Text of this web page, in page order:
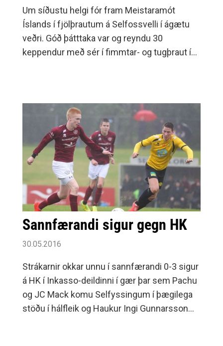
Um síðustu helgi fór fram Meistaramót
Íslands í fjölþrautum á Selfossvelli í ágætu
veðri. Góð þátttaka var og reyndu 30
keppendur með sér í fimmtar- og tugþraut í
Sannfærandi sigur gegn HK
30.05.2016
Strákarnir okkar unnu í sannfærandi 0-3 sigur
á HK í Inkasso-deildinni í gær þar sem Pachu
og JC Mack komu Selfyssingum í þægilega
stöðu í hálfleik og Haukur Ingi Gunnarsson